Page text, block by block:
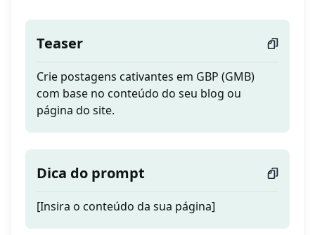
Teaser
Crie postagens cativantes em GBP (GMB)
com base no conteúdo do seu blog ou
página do site.
Dica do prompt
[Insira o conteúdo da sua página]